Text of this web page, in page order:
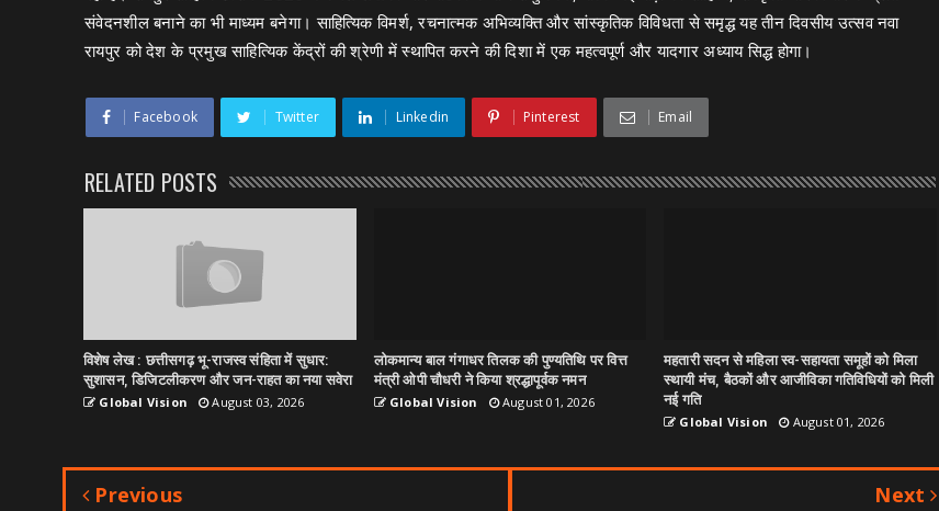
संवेदनशील बनाने का भी माध्यम बनेगा। साहित्यिक विमर्श, रचनात्मक अभिव्यक्ति और सांस्कृतिक विविधता से समृद्ध यह तीन दिवसीय उत्सव नवा
रायपुर को देश के प्रमुख साहित्यिक केंद्रों की श्रेणी में स्थापित करने की दिशा में एक महत्वपूर्ण और यादगार अध्याय सिद्ध होगा।
Facebook Twitter Linkedin Pinterest Email
RELATED POSTS
विशेष लेख : छत्तीसगढ़ भू-राजस्व संहिता में सुधार:
सुशासन, डिजिटलीकरण और जन-राहत का नया सवेरा
Global Vision August 03, 2026
लोकमान्य बाल गंगाधर तिलक की पुण्यतिथि पर वित्त
मंत्री ओपी चौधरी ने किया श्रद्धापूर्वक नमन
Global Vision August 01, 2026
महतारी सदन से महिला स्व-सहायता समूहों को मिला
स्थायी मंच, बैठकों और आजीविका गतिविधियों को मिली
नई गति
Global Vision August 01, 2026
Previous Next